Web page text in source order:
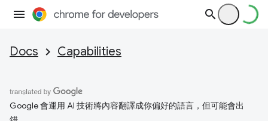
Docs Capabilities
Google 會運用 AI 技術將內容翻譯成你偏好的語言，但可能會出